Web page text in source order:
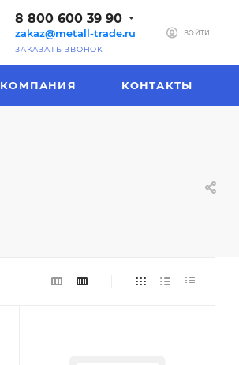
8 800 600 39 90
zakaz@metall-trade.ru
ЗАКАЗАТЬ ЗВОНОК
ВОЙТИ
КОМПАНИЯ КОНТАКТЫ